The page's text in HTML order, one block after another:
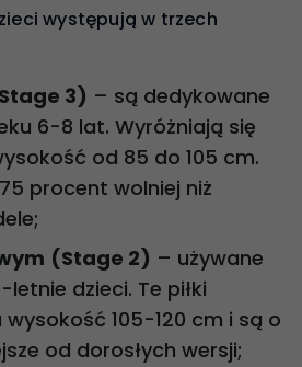
występują w trzech
3) – są dedykowane
6-8 lat. Wyróżniają się
od 85 do 105 cm.
procent wolniej niż
(Stage 2) – używane
letnie dzieci. Te piłki
105-120 cm i są o
od dorosłych wersji;